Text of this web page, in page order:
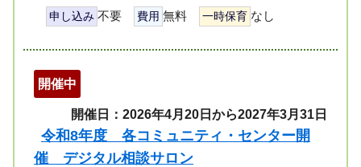
申し込み 不要 費用 無料 一時保育 なし
開催中
開催日：2026年4月20日から2027年3月31日
令和8年度 各コミュニティ・センター開
催 デジタル相談サロン